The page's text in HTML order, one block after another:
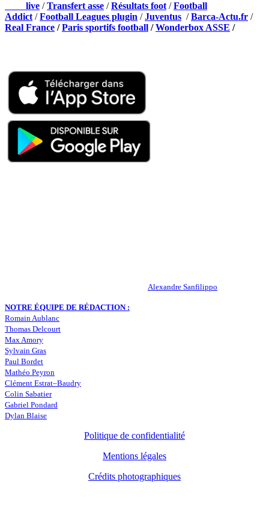
live /Transfert asse /Résultats foot /Football
Addict /Football Leagues plugin /Juventus /Barca-Actu.fr /
Real France /Paris sportifs football /Wonderbox ASSE /
Alexandre Sanfilippo
NOTRE ÉQUIPE DE RÉDACTION :
Romain Aublanc
Thomas Delcourt
Max Amory
Sylvain Gras
Paul Bordet
Mathéo Peyron
Clément Estrat–Baudry
Colin Sabatier
Gabriel Pondard
Dylan Blaise
Politique de confidentialité
Mentions légales
Crédits photographiques